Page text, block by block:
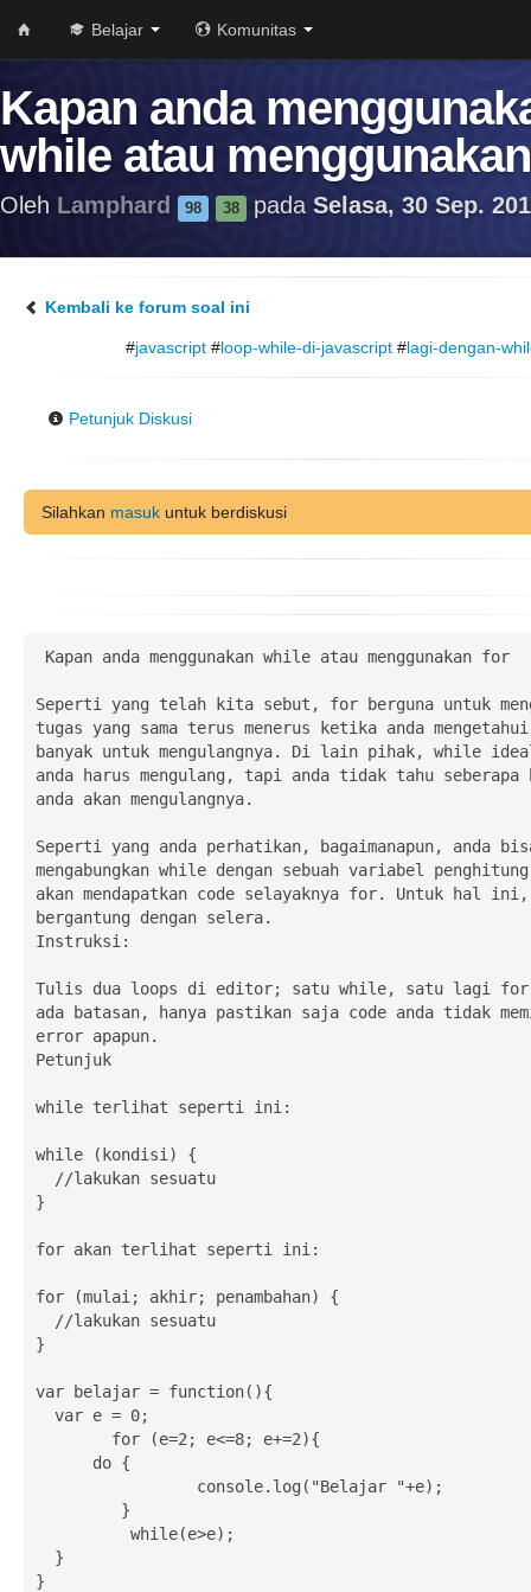
Belajar Komunitas
Kapan anda
while atau
Oleh Lamphard 98 38 pada Selasa, 30 Sep.
Kembali ke forum soal ini
#javascript#loop-while-di-javascript#lagi-dengan-
Petunjuk Diskusi
Silahkan masuk untuk berdiskusi
Seperti yang telah kita sebut, for berguna untuk
tugas yang sama terus menerus ketika anda
banyak untuk mengulangnya. Di lain pihak, while
anda harus mengulang, tapi anda tidak tahu seberapa
anda akan mengulangnya.
Seperti yang anda perhatikan, bagaimanapun, anda
mengabungkan while dengan sebuah variabel
akan mendapatkan code selayaknya for. Untuk hal ini,
bergantung dengan selera.
Instruksi:
Tulis dua loops di editor; satu while, satu lagi
ada batasan, hanya pastikan saja code anda tidak
error apapun.
Petunjuk
while terlihat seperti ini:
while (kondisi) {
}
for akan terlihat seperti ini:
for (mulai; akhir; penambahan) {
}
var belajar = function(){
}